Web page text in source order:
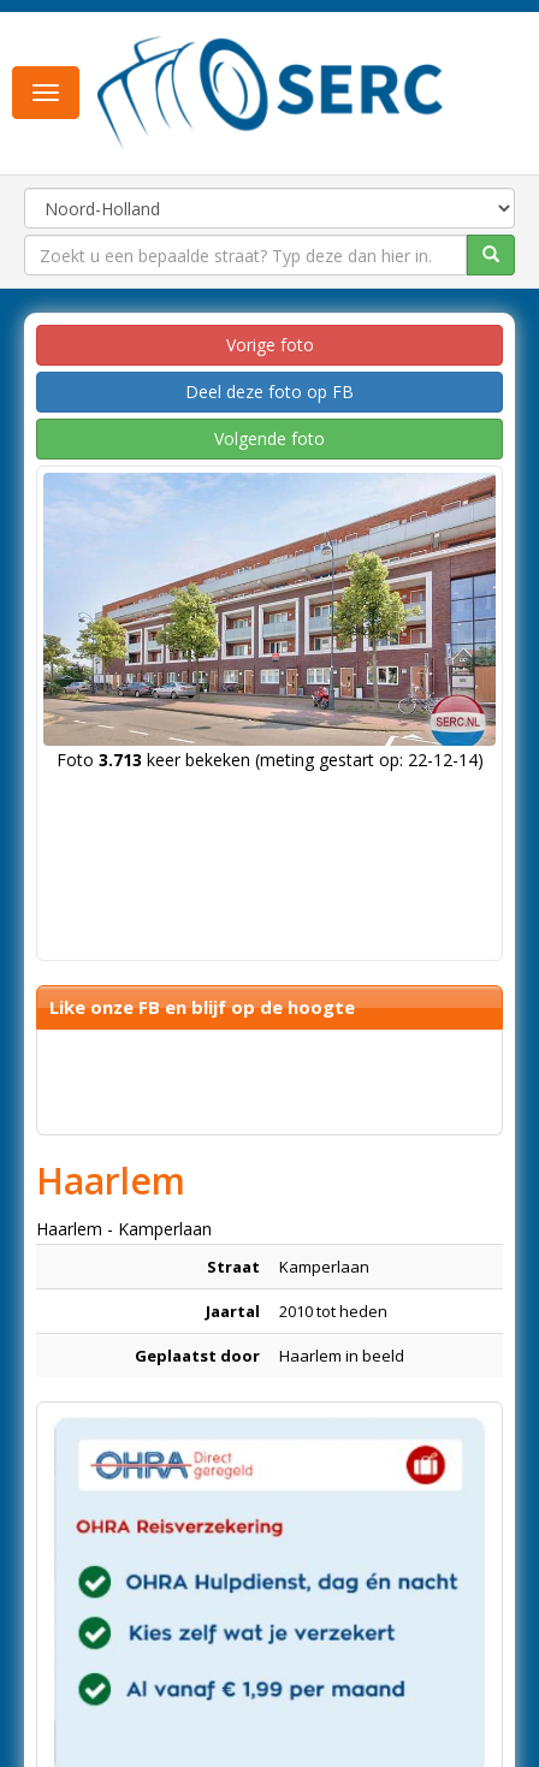
Toggle
navigation
Vorige foto
Deel deze foto op FB
Volgende foto
Foto 3.713 keer bekeken (meting gestart op: 22-12-14)
Like onze FB en blijf op de hoogte
Haarlem
Haarlem - Kamperlaan
Straat Kamperlaan
Jaartal 2010 tot heden
Geplaatst door Haarlem in beeld